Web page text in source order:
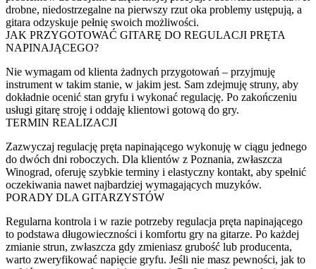
drobne, niedostrzegalne na pierwszy rzut oka problemy ustępują, a
gitara odzyskuje pełnię swoich możliwości.
JAK PRZYGOTOWAĆ GITARĘ DO REGULACJI PRĘTA
NAPINAJĄCEGO?
Nie wymagam od klienta żadnych przygotowań – przyjmuję
instrument w takim stanie, w jakim jest. Sam zdejmuję struny, aby
dokładnie ocenić stan gryfu i wykonać regulację. Po zakończeniu
usługi gitarę stroję i oddaję klientowi gotową do gry.
TERMIN REALIZACJI
Zazwyczaj regulację pręta napinającego wykonuję w ciągu jednego
do dwóch dni roboczych. Dla klientów z Poznania, zwłaszcza
Winograd, oferuję szybkie terminy i elastyczny kontakt, aby spełnić
oczekiwania nawet najbardziej wymagających muzyków.
PORADY DLA GITARZYSTÓW
Regularna kontrola i w razie potrzeby regulacja pręta napinającego
to podstawa długowieczności i komfortu gry na gitarze. Po każdej
zmianie strun, zwłaszcza gdy zmieniasz grubość lub producenta,
warto zweryfikować napięcie gryfu. Jeśli nie masz pewności, jak to